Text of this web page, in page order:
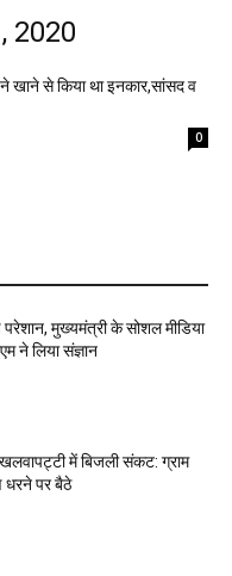
2020
खाने से किया था इनकार,सांसद व
0
मुख्यमंत्री के सोशल मीडिया
ने लिया संज्ञान
में बिजली संकट: ग्राम
धरने पर बैठे